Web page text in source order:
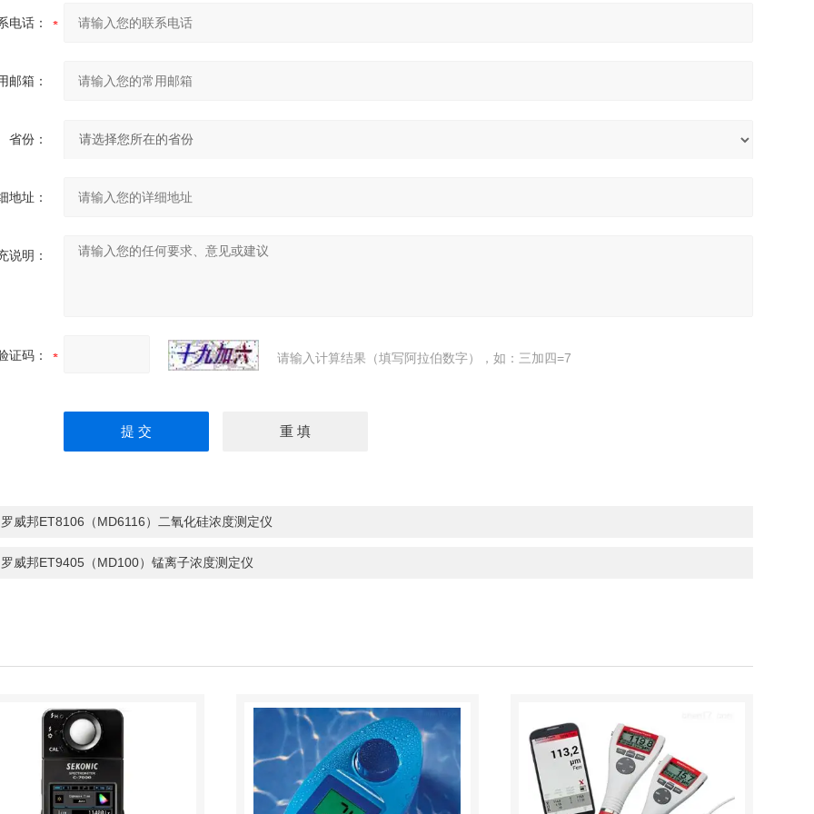
电话：
邮箱：
省份：
地址：
说明：
证码： 请输入计算结果（填写阿拉伯数字），如：三加四=7
罗威邦ET8106（MD6116）二氧化硅浓度测定仪
罗威邦ET9405（MD100）锰离子浓度测定仪